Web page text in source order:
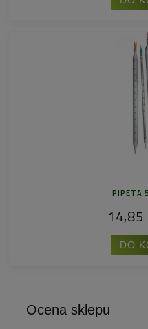
PIPETA
14,85
DO
Ocena sklepu